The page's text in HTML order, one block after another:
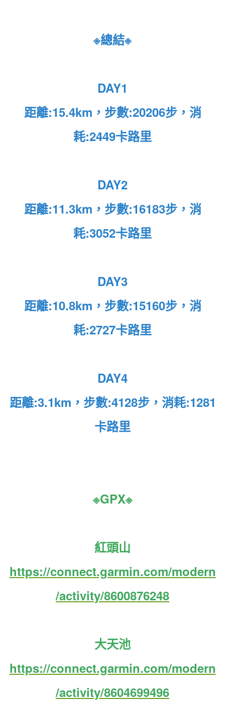
※總結※
DAY1
距離:15.4km，步數:20206步，消
耗:2449卡路里
DAY2
距離:11.3km，步數:16183步，消
耗:3052卡路里
DAY3
距離:10.8km，步數:15160步，消
耗:2727卡路里
DAY4
距離:3.1km，步數:4128步，消耗:1281
卡路里
※GPX※
紅頭山
https://connect.garmin.com/modern
/activity/8600876248
大天池
https://connect.garmin.com/modern
/activity/8604699496